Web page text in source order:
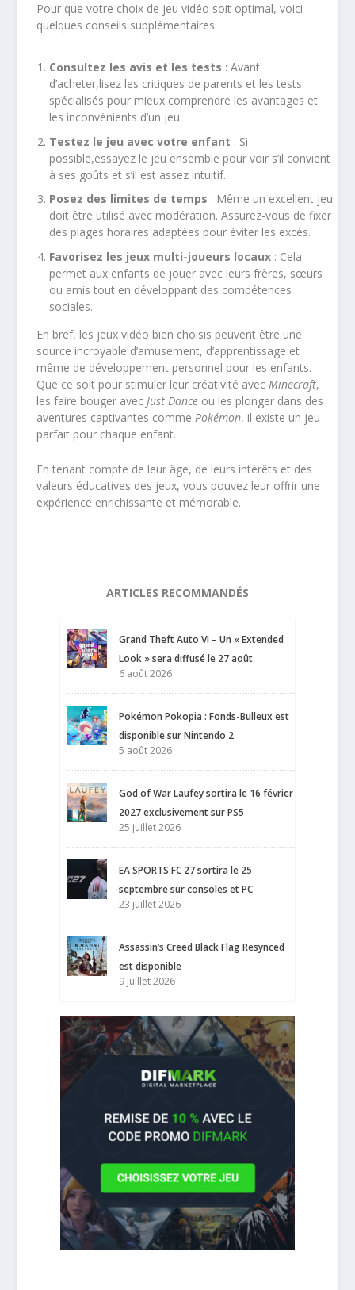
Pour que votre choix de jeu vidéo soit optimal, voici
quelques conseils supplémentaires :
Consultez les avis et les tests : Avant
d’acheter,lisez les critiques de parents et les tests
spécialisés pour mieux comprendre les avantages et
les inconvénients d’un jeu.
Testez le jeu avec votre enfant : Si
possible,essayez le jeu ensemble pour voir s’il convient
à ses goûts et s’il est assez intuitif.
Posez des limites de temps : Même un excellent jeu
doit être utilisé avec modération. Assurez-vous de fixer
des plages horaires adaptées pour éviter les excès.
Favorisez les jeux multi-joueurs locaux : Cela
permet aux enfants de jouer avec leurs frères, sœurs
ou amis tout en développant des compétences
sociales.
En bref, les jeux vidéo bien choisis peuvent être une
source incroyable d’amusement, d’apprentissage et
même de développement personnel pour les enfants.
Que ce soit pour stimuler leur créativité avecMinecraft,
les faire bouger avecJust Dance ou les plonger dans des
aventures captivantes commePokémon, il existe un jeu
parfait pour chaque enfant.
En tenant compte de leur âge, de leurs intérêts et des
valeurs éducatives des jeux, vous pouvez leur offrir une
expérience enrichissante et mémorable.
ARTICLES RECOMMANDÉS
Grand Theft Auto VI – Un « Extended
Look » sera diffusé le 27 août
6 août 2026
Pokémon Pokopia : Fonds-Bulleux est
disponible sur Nintendo 2
5 août 2026
God of War Laufey sortira le 16 février
2027 exclusivement sur PS5
25 juillet 2026
EA SPORTS FC 27 sortira le 25
septembre sur consoles et PC
23 juillet 2026
Assassin’s Creed Black Flag Resynced
est disponible
9 juillet 2026